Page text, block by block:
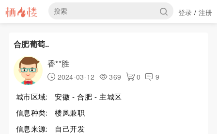
登录 / 注册
合肥葡萄..
香**胜
2024-03-12 369 0 9
城市区域:
安徽 - 合肥 - 主城区
信息种类:
楼凤兼职
信息来源:
自己开发